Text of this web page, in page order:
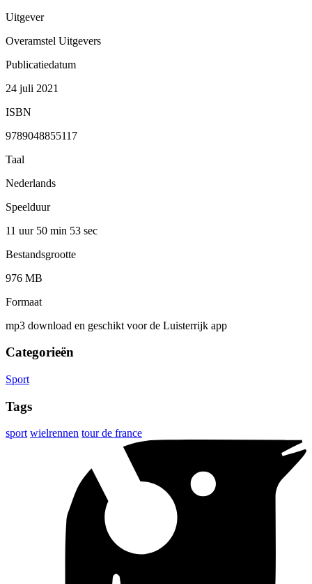
Uitgever
Overamstel Uitgevers
Publicatiedatum
24 juli 2021
ISBN
9789048855117
Taal
Nederlands
Speelduur
11 uur 50 min 53 sec
Bestandsgrootte
976 MB
Formaat
mp3 download en geschikt voor de Luisterrijk app
Categorieën
Sport
Tags
sport wielrennen tour de france